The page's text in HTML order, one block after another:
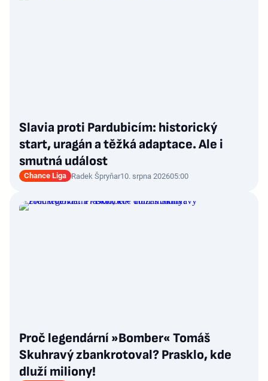
Slavia proti Pardubicím: historický
start, uragán a těžká adaptace. Ale i
smutná událost
Chance Liga Radek Špryňar10. srpna 202605:00
Proč legendární »Bomber« Tomáš
Skuhravý zbankrotoval? Prasklo, kde
dluží miliony!